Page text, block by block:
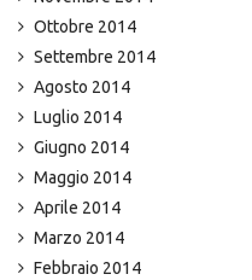
Ottobre 2014
Settembre 2014
Agosto 2014
Luglio 2014
Giugno 2014
Maggio 2014
Aprile 2014
Marzo 2014
Febbraio 2014